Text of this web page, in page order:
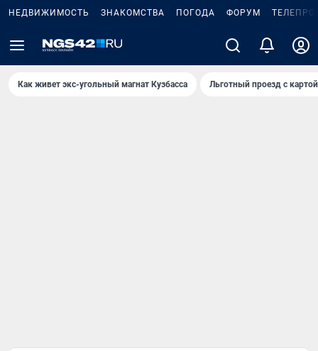
НЕДВИЖИМОСТЬ ЗНАКОМСТВА ПОГОДА ФОРУМ
Как живет экс-угольный магнат Кузбасса Льготный проезд с